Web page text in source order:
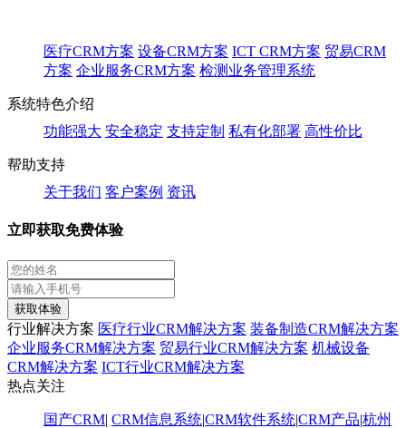
医疗CRM方案 设备CRM方案 ICT CRM方案 贸易CRM
方案 企业服务CRM方案 检测业务管理系统
系统特色介绍
功能强大 安全稳定 支持定制 私有化部署 高性价比
帮助支持
关于我们 客户案例 资讯
立即获取免费体验
获取体验
行业解决方案 医疗行业CRM解决方案 装备制造CRM解决方案
企业服务CRM解决方案 贸易行业CRM解决方案 机械设备
CRM解决方案 ICT行业CRM解决方案
热点关注
国产CRM| CRM信息系统|CRM软件系统|CRM产品|杭州